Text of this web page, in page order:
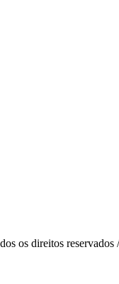
os direitos reservados